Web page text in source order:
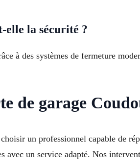
elle la sécurité ?
à des systèmes de fermeture
de garage
un professionnel capable de
avec un service adapté. Nos